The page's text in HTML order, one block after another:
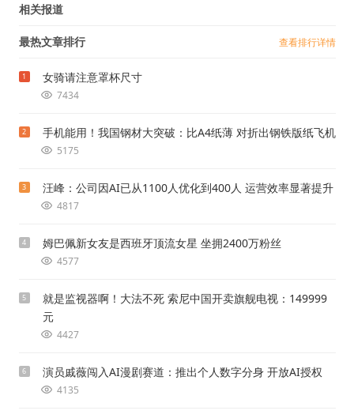
相关报道
最热文章排行 查看排行详情
1 女骑请注意罩杯尺寸
7434
2 手机能用！我国钢材大突破：比A4纸薄 对折出钢铁版纸飞机
5175
3 汪峰：公司因AI已从1100人优化到400人 运营效率显著提升
4817
4 姆巴佩新女友是西班牙顶流女星 坐拥2400万粉丝
4577
5
就是监视器啊！大法不死 索尼中国开卖旗舰电视：149999
元
4427
6 演员戚薇闯入AI漫剧赛道：推出个人数字分身 开放AI授权
4135